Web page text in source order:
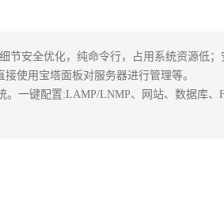
节安全优化，纯命令行，占用系统资源低；
使用宝塔面板对服务器进行管理等。
一键配置:LAMP/LNMP、网站、数据库、